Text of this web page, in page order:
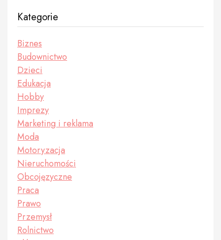
Kategorie
Biznes
Budownictwo
Dzieci
Edukacja
Hobby
Imprezy
Marketing i reklama
Moda
Motoryzacja
Nieruchomości
Obcojęzyczne
Praca
Prawo
Przemysł
Rolnictwo